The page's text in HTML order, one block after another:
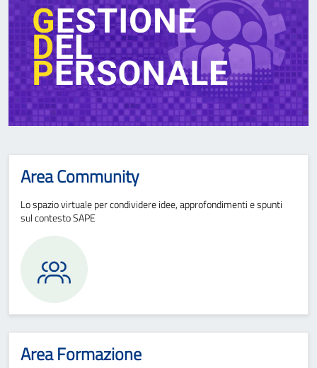
Area Community
Lo spazio virtuale per condividere idee, approfondimenti e spunti
sul contesto SAPE
Area Formazione